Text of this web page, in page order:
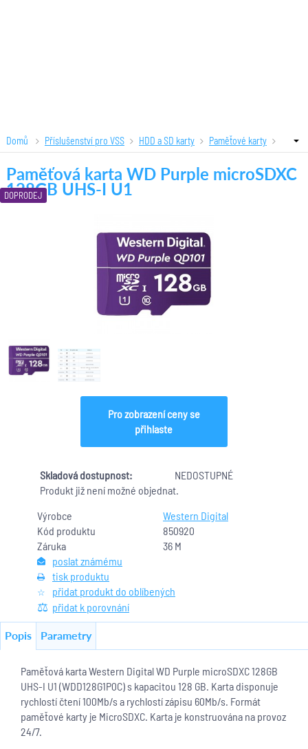
Domů Příslušenství pro VSS HDD a SD karty Paměťové karty
Paměťová karta WD Purple microSDXC 128GB UHS-I U1
DOPRODEJ
Paměťová karta WD Purple microSDXC
128GB UHS-I U1
Výrobce
Western Digital
Kód produktu
850920
Záruka
36 M
poslat známému
tisk produktu
přidat produkt do oblíbených
přidat k porovnání
Pro zobrazení ceny se
přihlaste
Skladová dostupnost:
NEDOSTUPNÉ
Produkt již není možné objednat.
Popis Parametry
Paměťová karta Western Digital WD Purple microSDXC 128GB
UHS-I U1 (WDD128G1P0C) s kapacitou 128 GB. Karta disponuje
rychlostí čtení 100Mb/s a rychlostí zápisu 60Mb/s. Formát
paměťové karty je MicroSDXC. Karta je konstruována na provoz
24/7.